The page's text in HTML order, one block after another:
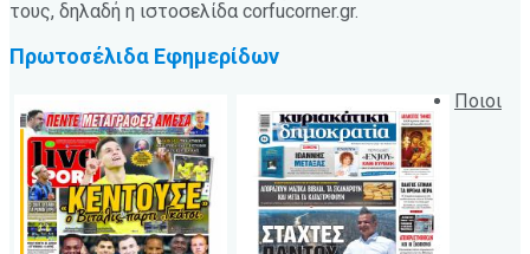
τους, δηλαδή η ιστοσελίδα corfucorner.gr.
Πρωτοσέλιδα Εφημερίδων
Ποιοι